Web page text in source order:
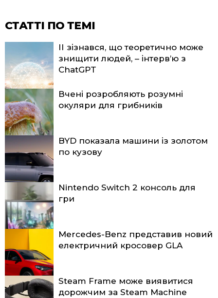
СТАТТІ ПО ТЕМІ
ІІ зізнався, що теоретично може
знищити людей, – інтерв’ю з
ChatGPT
Вчені розробляють розумні
окуляри для грибників
BYD показала машини із золотом
по кузову
Nintendo Switch 2 консоль для
гри
Mercedes-Benz представив новий
електричний кросовер GLA
Steam Frame може виявитися
дорожчим за Steam Machine